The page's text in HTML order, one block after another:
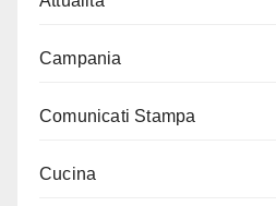
Campania
Comunicati Stampa
Cucina